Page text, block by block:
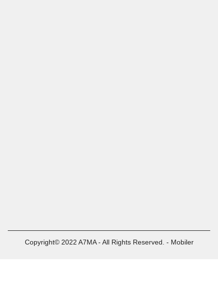
Copyright© 2022 A7MA - All Rights Reserved. - Mobiler